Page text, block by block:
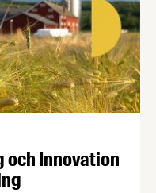
och Innovation